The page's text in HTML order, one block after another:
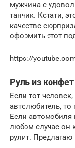
мужчина с
танчик. Кстати,
качестве
оформить этот
https://
Руль из конфет
Если тот
автолюбитель, то
Если автомобиля
любом случае он
рулит. Предлагаю